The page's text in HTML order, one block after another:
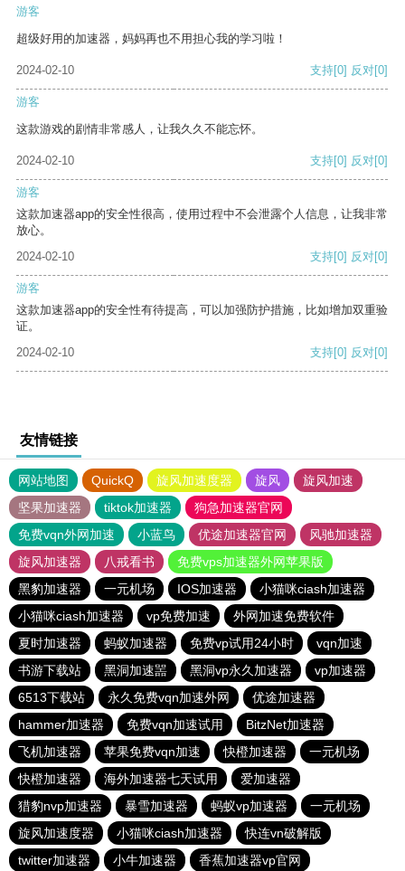
游客
超级好用的加速器，妈妈再也不用担心我的学习啦！
2024-02-10 支持[0] 反对[0]
游客
这款游戏的剧情非常感人，让我久久不能忘怀。
2024-02-10 支持[0] 反对[0]
游客
这款加速器app的安全性很高，使用过程中不会泄露个人信息，让我非常
放心。
2024-02-10
支持[0] 反对[0]
游客
这款加速器app的安全性有待提高，可以加强防护措施，比如增加双重验
证。
2024-02-10
支持[0] 反对[0]
友情链接
网站地图 QuickQ 旋风加速度器 旋风
旋风加速
坚果加速器
tiktok加速器
狗急加速器官网
免费vqn外网加速
小蓝鸟 优途加速器官网
风驰加速器
旋风加速器
八戒看书
免费vps加速器外网苹果版
黑豹加速器
一元机场 IOS加速器
小猫咪ciash加速器
小猫咪ciash加速器
vp免费加速
外网加速免费软件
夏时加速器
蚂蚁加速器 免费vp试用24小时
vqn加速
书游下载站
黑洞加速噐 黑洞vp永久加速器
vp加速器
6513下载站
永久免费vqn加速外网
优途加速器
hammer加速器
免费vqn加速试用
BitzNet加速器
飞机加速器
苹果免费vqn加速 快橙加速器
一元机场
快橙加速器
海外加速器七天试用
爱加速器
猎豹nvp加速器
暴雪加速器 蚂蚁vp加速器
一元机场
旋风加速度器
小猫咪ciash加速器
快连vn破解版
twitter加速器
小牛加速器 香蕉加速器vp官网